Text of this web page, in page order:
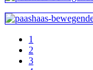
1
2
3